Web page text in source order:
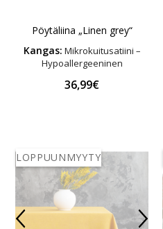
Pöytäliina „Linen grey“
Kangas: Mikrokuitusatiini –
Hypoallergeeninen
36,99€
LOPPUUNMYYTY